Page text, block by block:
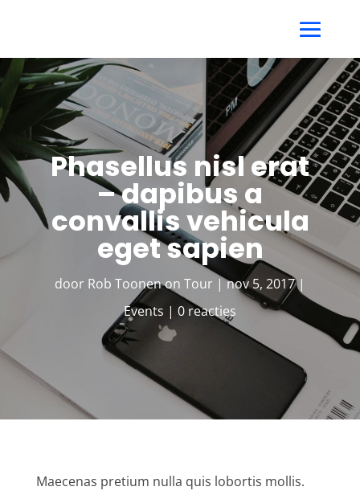
Phasellus nisl erat
– dapibus a
convallis vehicula
eget sapien
door Rob Toonen on Tour |nov 5, 2017|
Events | 0 reacties
Maecenas pretium nulla quis lobortis mollis.